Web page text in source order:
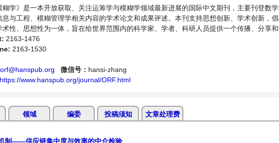
糊学》是一本开放获取、关注运筹学与模糊学领域最新进展的国际中文期刊，主要刊登数
息与工程、模糊管理学相关内容的学术论文和成果评述。本刊支持思想创新、学术创新，
术性、思想性为一体，旨在给世界范围内的科学家、学者、科研人员提供一个传播、分享
同方向问题与发展的交流平台。
2163-1476
2163-1530
orf@hanspub.org 微信号： hansi-zhang
https://www.hanspub.org/journal/ORF.html
领域 编委 投稿须知 文章处理费
制——供应链集中度与效率的中介检验